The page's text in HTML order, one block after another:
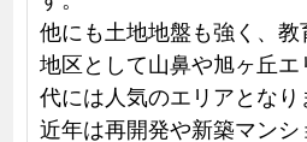
他にも土地地盤も強く、
地区として山鼻や旭ヶ丘
代には人気のエリアとなり
近年は再開発や新築マン